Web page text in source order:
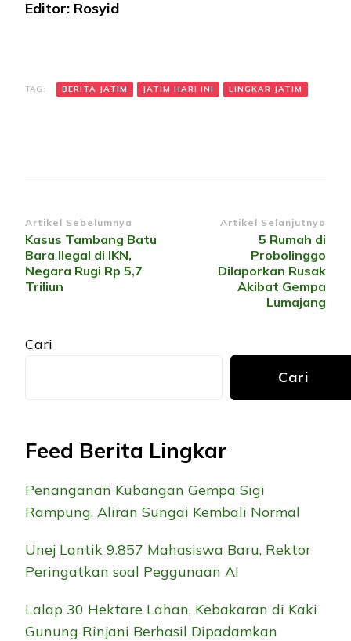
Editor: Rosyid
TAG: BERITA JATIM JATIM HARI INI LINGKAR JATIM
Navigasi
Artikel
Artikel Sebelumnya
Kasus Tambang Batu
Bara Ilegal di IKN,
Negara Rugi Rp 5,7
Triliun
Artikel Selanjutnya
5 Rumah di
Probolinggo
Dilaporkan Rusak
Akibat Gempa
Lumajang
Cari
Cari
Feed Berita Lingkar
Penanganan Kubangan Gempa Sigi
Rampung, Aliran Sungai Kembali Normal
Unej Lantik 9.857 Mahasiswa Baru, Rektor
Peringatkan soal Peggunaan AI
Lalap 30 Hektare Lahan, Kebakaran di Kaki
Gunung Rinjani Berhasil Dipadamkan